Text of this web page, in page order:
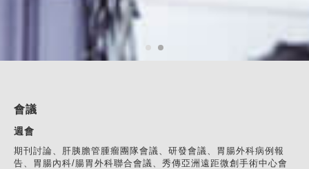
會議
週會
期刊討論、肝胰膽管腫瘤團隊會議、研發會議、胃腸外科病例報
告、胃腸內科/腸胃外科聯合會議、秀傳亞洲遠距微創手術中心會